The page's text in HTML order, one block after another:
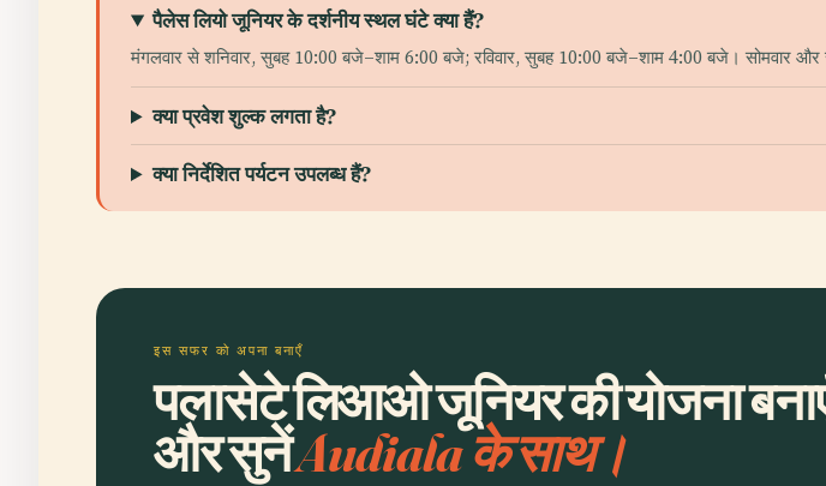
पैलेस लियो जूनियर के दर्शनीय स्थल घंटे क्या हैं?
मंगलवार से शनिवार, सुबह 10:00 बजे–शाम 6:00 बजे; रविवार, सुबह 10:00 बजे–शाम 4:00 बजे। सोमवार और
क्या प्रवेश शुल्क लगता है?
क्या निर्देशित पर्यटन उपलब्ध हैं?
इस सफर को अपना बनाएँ
पलासेटे लिआओ जूनियर की योजना
और सुनेंAudiala के साथ।